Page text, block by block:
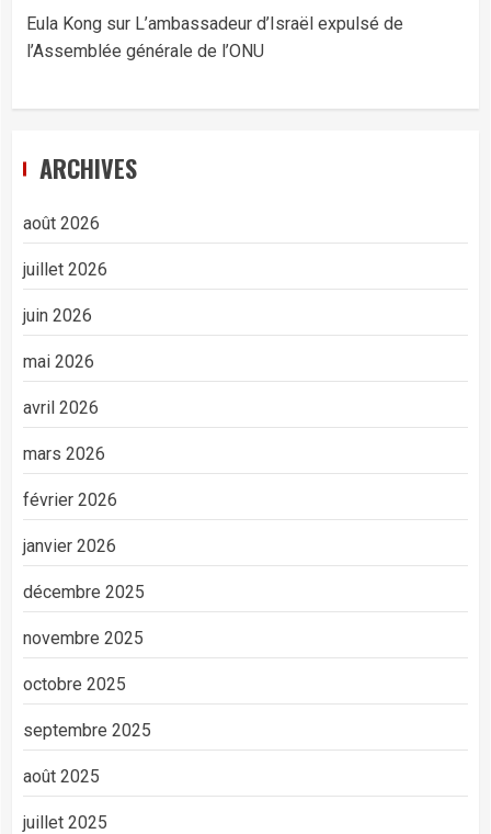
Eula Kong sur L’ambassadeur d’Israël expulsé de
l’Assemblée générale de l’ONU
ARCHIVES
août 2026
juillet 2026
juin 2026
mai 2026
avril 2026
mars 2026
février 2026
janvier 2026
décembre 2025
novembre 2025
octobre 2025
septembre 2025
août 2025
juillet 2025